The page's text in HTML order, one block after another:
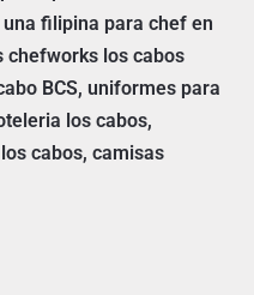
filipina para chef en
chefworks los cabos
BCS, uniformes para
los cabos,
cabos, camisas